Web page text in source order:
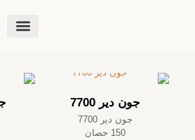
جون دير 7700
جون دير 7700
150 حصان